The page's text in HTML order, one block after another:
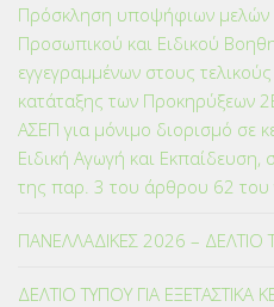
Πρόσκληση υποψήφιων μελών
Προσωπικού και Ειδικού
εγγεγραμμένων στους
κατάταξης των Προκηρύξεων
ΑΣΕΠ για μόνιμο διορισμό σε
Ειδική Αγωγή και
της παρ. 3 του άρθρου 62 του
ΠΑΝΕΛΛΑΔΙΚΕΣ 2026 – ΔΕΛΤΙΟ
ΔΕΛΤΙΟ ΤΥΠΟΥ ΓΙΑ